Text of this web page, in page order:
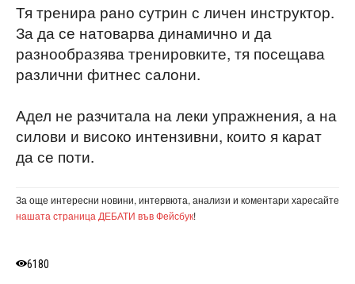
Тя тренира рано сутрин с личен инструктор.
За да се натоварва динамично и да
разнообразява тренировките, тя посещава
различни фитнес салони.
Адел не разчитала на леки упражнения, а на
силови и високо интензивни, които я карат
да се поти.
За още интересни новини, интервюта, анализи и коментари харесайте
нашата страница ДЕБАТИ във Фейсбук!
6180